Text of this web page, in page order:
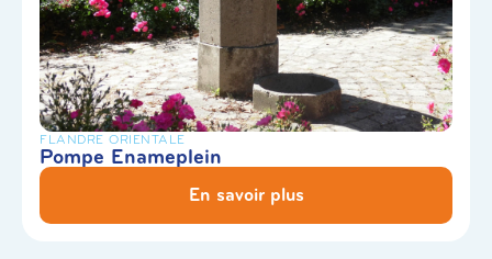
FLANDRE ORIENTALE
Pompe Enameplein
En savoir plus